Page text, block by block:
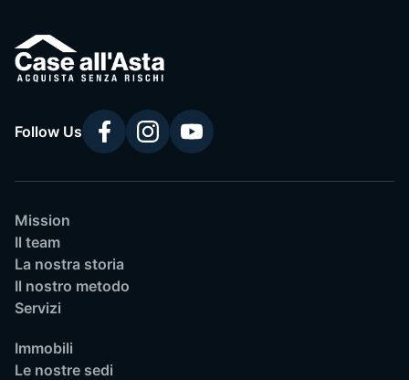
Follow Us
Mission
Il team
La nostra storia
Il nostro metodo
Servizi
Immobili
Le nostre sedi